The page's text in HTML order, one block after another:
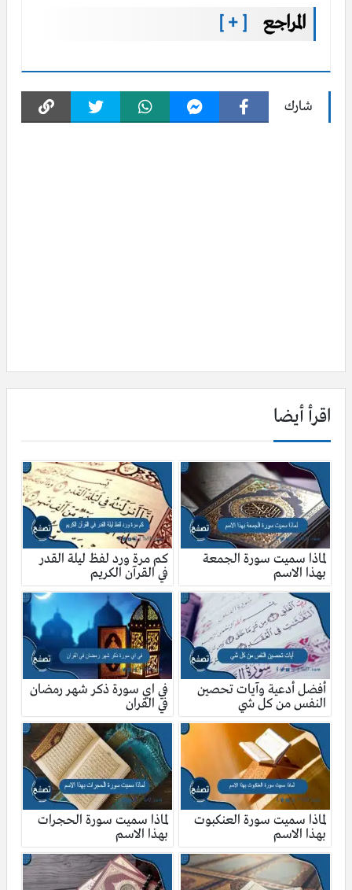
المراجع [ + ]
شارك
اقرأ أيضا
لماذا سميت سورة الجمعة
بهذا الاسم
كم مرة ورد لفظ ليلة القدر
في القرآن الكريم
أفضل أدعية وآيات تحصين
النفس من كل شي
في اي سورة ذكر شهر رمضان
في القران
لماذا سميت سورة العنكبوت
بهذا الاسم
لماذا سميت سورة الحجرات
بهذا الاسم